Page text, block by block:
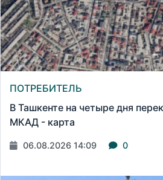
ПОТРЕБИТЕЛЬ
В Ташкенте на четыре дня
МКАД - карта
06.08.2026 14:09 0